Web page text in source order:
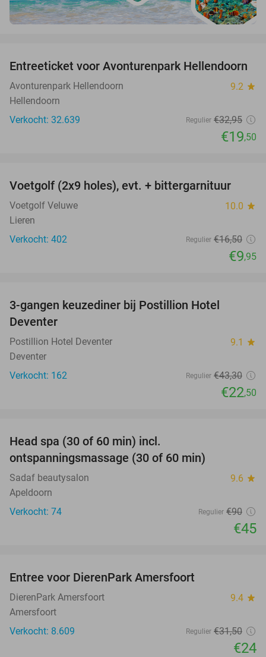
41%
Entreeticket voor Avonturenpark Hellendoorn
Avonturenpark Hellendoorn 9.2 star
Hellendoorn
Verkocht: 32.639
Regulier €32,95
€19,50
40%
Voetgolf (2x9 holes), evt. + bittergarnituur
Voetgolf Veluwe 10.0 star
Lieren
Verkocht: 402
Regulier €16,50
€9,95
3-gangen keuzediner bij Postillion Hotel
Deventer
Postillion Hotel Deventer 9.1 star
Deventer
Verkocht: 162
Regulier €43,30
€22,50
Head spa (30 of 60 min) incl.
ontspanningsmassage (30 of 60 min)
Sadaf beautysalon 9.6 star
Apeldoorn
Verkocht: 74
Regulier €90
€45
Entree voor DierenPark Amersfoort
DierenPark Amersfoort 9.4 star
Amersfoort
Verkocht: 8.609
Regulier €31,50
€24